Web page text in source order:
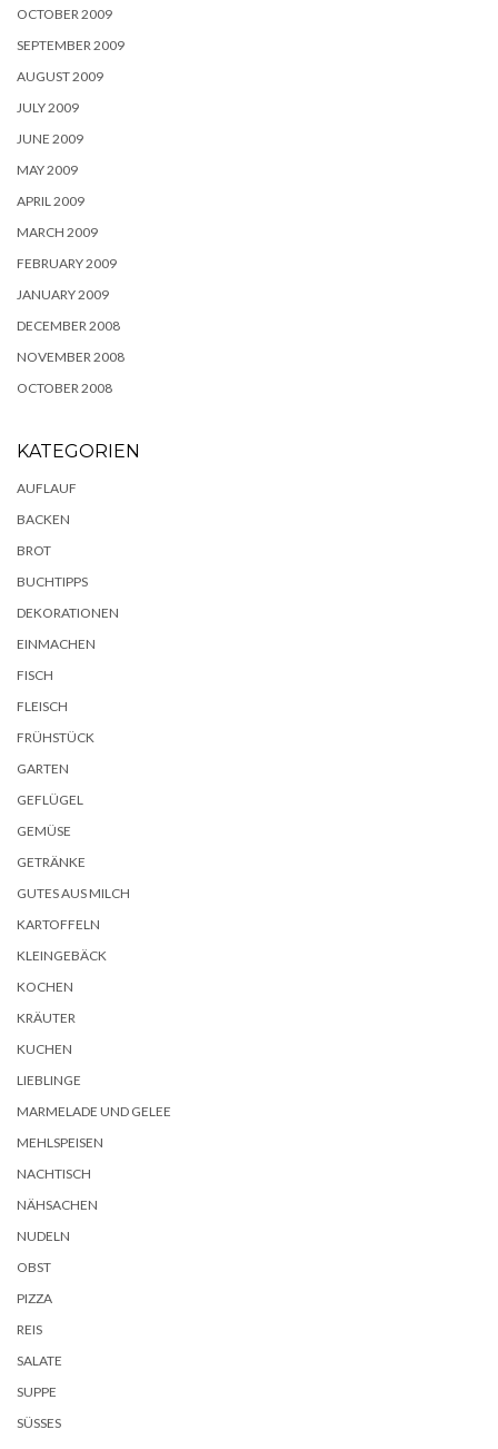
OCTOBER 2009
SEPTEMBER 2009
AUGUST 2009
JULY 2009
JUNE 2009
MAY 2009
APRIL 2009
MARCH 2009
FEBRUARY 2009
JANUARY 2009
DECEMBER 2008
NOVEMBER 2008
OCTOBER 2008
KATEGORIEN
AUFLAUF
BACKEN
BROT
BUCHTIPPS
DEKORATIONEN
EINMACHEN
FISCH
FLEISCH
FRÜHSTÜCK
GARTEN
GEFLÜGEL
GEMÜSE
GETRÄNKE
GUTES AUS MILCH
KARTOFFELN
KLEINGEBÄCK
KOCHEN
KRÄUTER
KUCHEN
LIEBLINGE
MARMELADE UND GELEE
MEHLSPEISEN
NACHTISCH
NÄHSACHEN
NUDELN
OBST
PIZZA
REIS
SALATE
SUPPE
SÜSSES